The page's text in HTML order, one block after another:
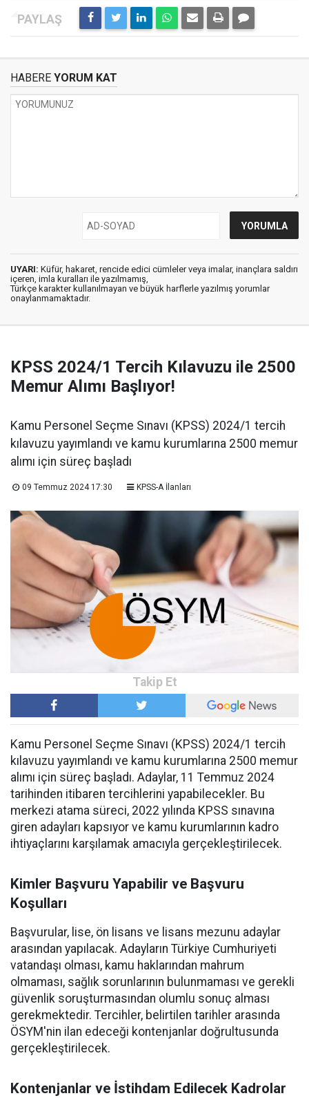
HABERE YORUM KAT
UYARI: Küfür, hakaret, rencide edici cümleler veya imalar, inançlara saldırı
içeren, imla kuralları ile yazılmamış,
Türkçe karakter kullanılmayan ve büyük harflerle yazılmış yorumlar
onaylanmamaktadır.
KPSS 2024/1 Tercih Kılavuzu ile 2500
Memur Alımı Başlıyor!
Kamu Personel Seçme Sınavı (KPSS) 2024/1 tercih
kılavuzu yayımlandı ve kamu kurumlarına 2500 memur
alımı için süreç başladı
09 Temmuz 2024 17:30 KPSS-A İlanları
Kamu Personel Seçme Sınavı (KPSS) 2024/1 tercih
kılavuzu yayımlandı ve kamu kurumlarına 2500 memur
alımı için süreç başladı. Adaylar, 11 Temmuz 2024
tarihinden itibaren tercihlerini yapabilecekler. Bu
merkezi atama süreci, 2022 yılında KPSS sınavına
giren adayları kapsıyor ve kamu kurumlarının kadro
ihtiyaçlarını karşılamak amacıyla gerçekleştirilecek.
Kimler Başvuru Yapabilir ve Başvuru
Koşulları
Başvurular, lise, ön lisans ve lisans mezunu adaylar
arasından yapılacak. Adayların Türkiye Cumhuriyeti
vatandaşı olması, kamu haklarından mahrum
olmaması, sağlık sorunlarının bulunmaması ve gerekli
güvenlik soruşturmasından olumlu sonuç alması
gerekmektedir. Tercihler, belirtilen tarihler arasında
ÖSYM'nin ilan edeceği kontenjanlar doğrultusunda
gerçekleştirilecek.
Kontenjanlar ve İstihdam Edilecek Kadrolar